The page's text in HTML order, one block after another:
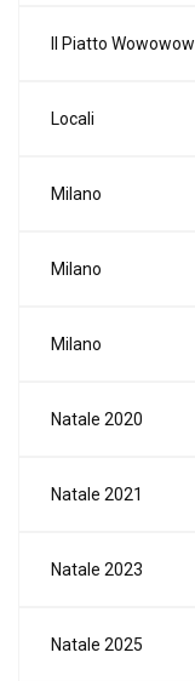
Il Piatto Wowowow
Locali
Milano
Milano
Milano
Natale 2020
Natale 2021
Natale 2023
Natale 2025